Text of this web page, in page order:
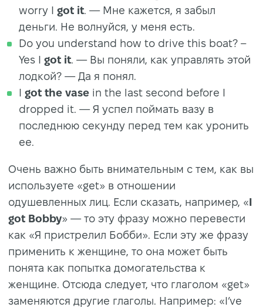
worry I got it. — Мне кажется, я забыл
деньги. Не волнуйся, у меня есть.
Do you understand how to drive this boat? –
Yes I got it. — Вы поняли, как управлять этой
лодкой? — Да я понял.
I got the vase in the last second before I
dropped it. — Я успел поймать вазу в
последнюю секунду перед тем как уронить
ее.
Очень важно быть внимательным с тем, как вы
используете «get» в отношении
одушевленных лиц. Если сказать, например, «I
got Bobby» — то эту фразу можно перевести
как «Я пристрелил Бобби». Если эту же фразу
применить к женщине, то она может быть
понята как попытка домогательства к
женщине. Отсюда следует, что глаголом «get»
заменяются другие глаголы. Например: «I’ve